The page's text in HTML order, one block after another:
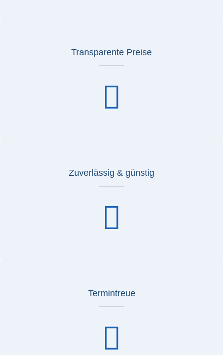
Transparente Preise
Zuverlässig & günstig
Termintreue